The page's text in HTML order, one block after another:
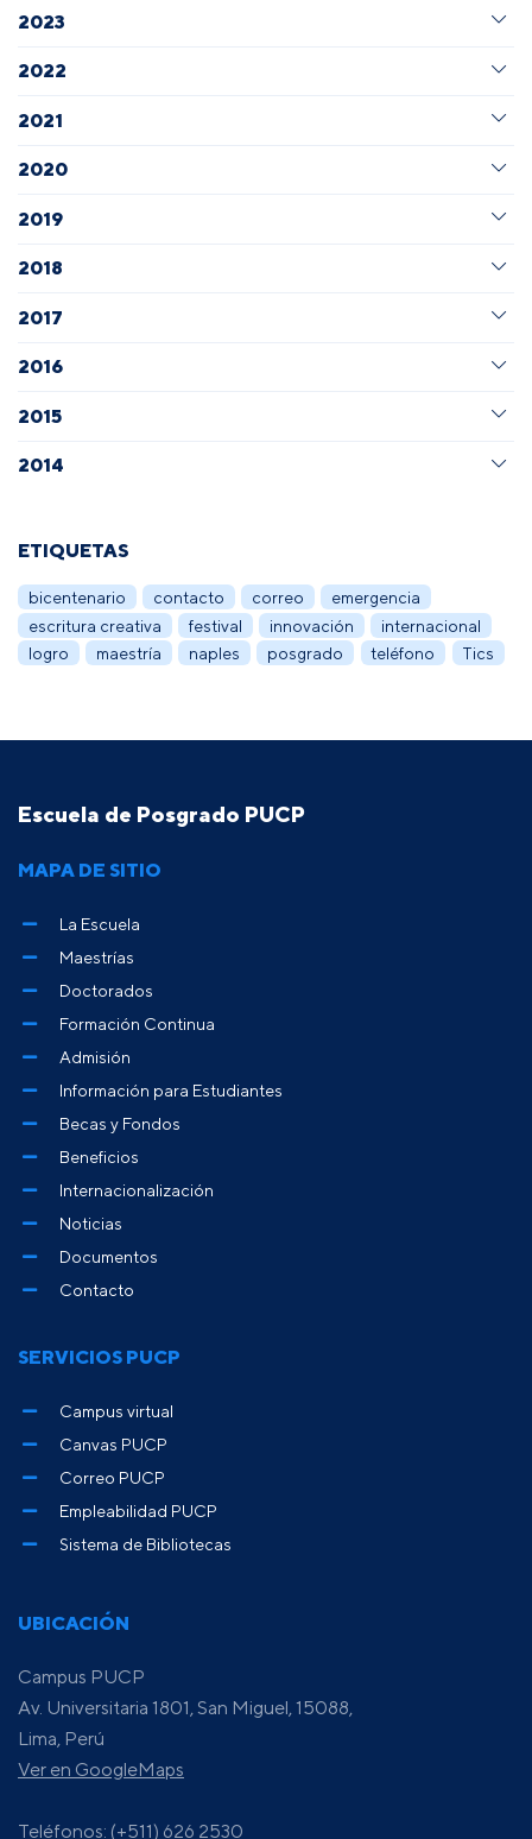
2023
2022
2021
2020
2019
2018
2017
2016
2015
2014
ETIQUETAS
bicentenario contacto correo
emergencia
escritura creativa
festival innovación
internacional
logro
maestría naples posgrado teléfono Tics
Escuela de Posgrado PUCP
UBICACIÓN
Campus PUCP
Av. Universitaria 1801, San Miguel, 15088,
Lima, Perú
Ver en GoogleMaps
Teléfonos: (+511) 626 2530
MAPA DE SITIO
La Escuela
Maestrías
Doctorados
Formación Continua
Admisión
Información para Estudiantes
Becas y Fondos
Beneficios
Internacionalización
Noticias
Documentos
Contacto
SERVICIOS PUCP
Campus virtual
Canvas PUCP
Correo PUCP
Empleabilidad PUCP
Sistema de Bibliotecas